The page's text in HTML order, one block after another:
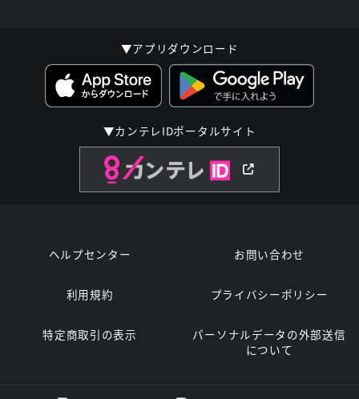
▼アプリダウンロード
▼カンテレIDポータルサイト
ヘルプセンター お問い合わせ
利用規約 プライバシーポリシー
特定商取引の表示
パーソナルデータの外部送信
について